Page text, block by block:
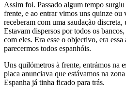
Assim foi. Passado algum tempo
frente, e ao entrar vimos uns quinze ou
receberam com uma saudação discreta,
Estavam dispersos por todos os
com eles. Era esse o objectivo, era
parecermos todos espanhóis.
Uns quilómetros à frente, entrámos na
placa anunciava que estávamos na
Espanha já tinha ficado para trás.